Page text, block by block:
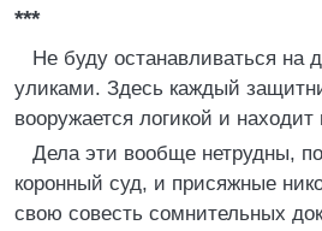
***
Не буду останавливаться на
уликами. Здесь каждый
вооружается логикой и
Дела эти вообще нетрудны,
коронный суд, и присяжные
свою совесть сомнительных